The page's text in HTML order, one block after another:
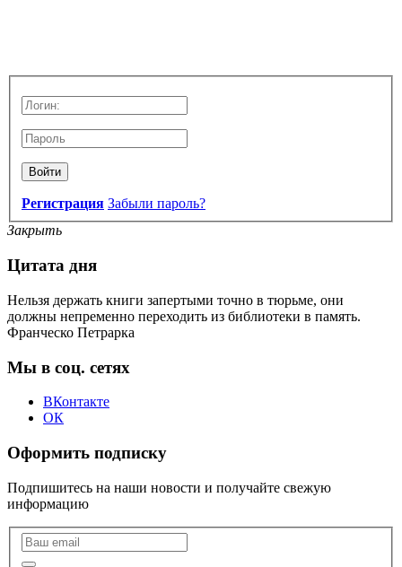
Войти
Регистрация Забыли пароль?
Закрыть
Цитата дня
Нельзя держать книги запертыми точно в тюрьме, они
должны непременно переходить из библиотеки в память.
Франческо Петрарка
Мы в соц. сетях
ВКонтакте
ОК
Оформить подписку
Подпишитесь на наши новости и получайте свежую
информацию